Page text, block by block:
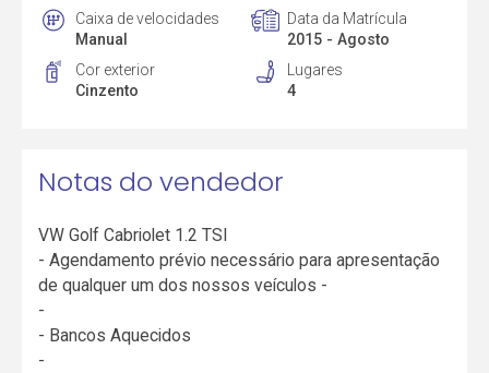
Caixa de velocidades
Manual
Data da Matrícula
2015 - Agosto
Cor exterior
Cinzento
Lugares
4
Notas do vendedor
VW Golf Cabriolet 1.2 TSI
- Agendamento prévio necessário para apresentação
de qualquer um dos nossos veículos -
-
- Bancos Aquecidos
-